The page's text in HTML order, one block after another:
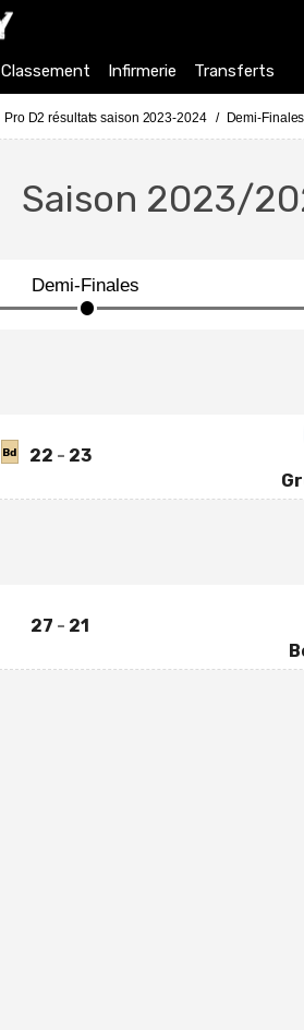
Classement Infirmerie Transferts
Pro D2 résultats saison 2023-2024 Demi-
Saison 2023/
Bd 22
23
27
21